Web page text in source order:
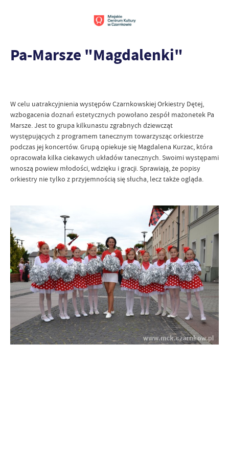
Pa-Marsze "Magdalenki"
W celu uatrakcyjnienia występów Czarnkowskiej Orkiestry Dętej,
wzbogacenia doznań estetycznych powołano zespół mażonetek Pa
Marsze. Jest to grupa kilkunastu zgrabnych dziewcząt
występujących z programem tanecznym towarzysząc orkiestrze
podczas jej koncertów. Grupą opiekuje się Magdalena Kurzac, która
opracowała kilka ciekawych układów tanecznych. Swoimi występami
wnoszą powiew młodości, wdzięku i gracji. Sprawiają, że popisy
orkiestry nie tylko z przyjemnością się słucha, lecz także ogląda.